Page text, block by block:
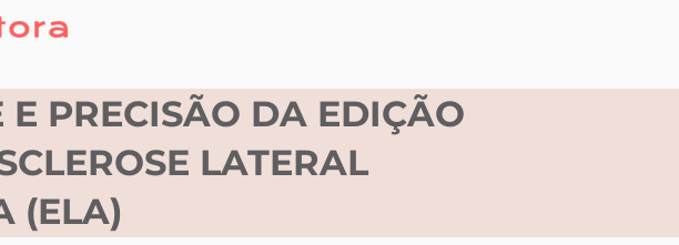
PRECISÃO DA EDIÇÃO
LATERAL
(ELA)